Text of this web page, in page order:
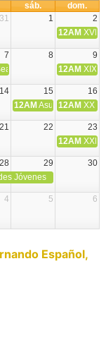
sáb.
dom.
31 1
2
12AM XVIII
7 8
9
del Señor
Cruz Laplana,
12AM XIX
14 15
16
12AM Asunción de la
12AM XX
21 22
23
12AM XXI
28 29
30
Jóvenes
4 5 6
Español,